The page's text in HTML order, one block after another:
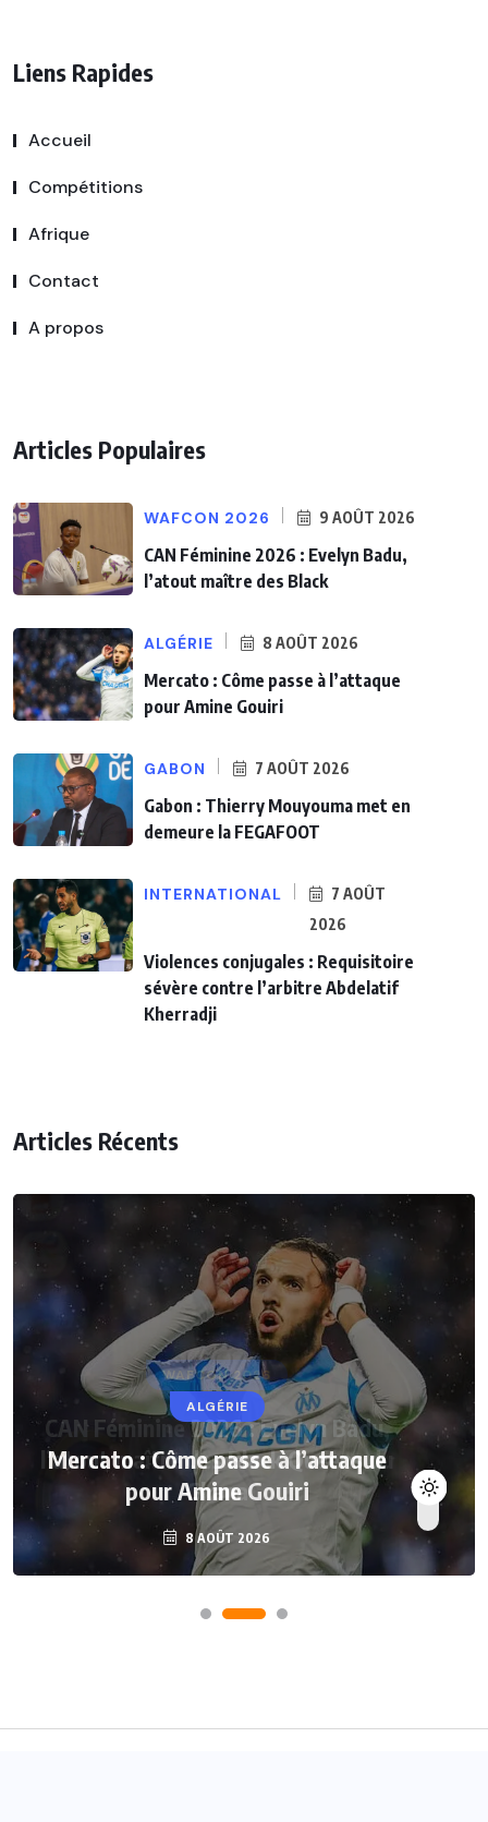
Liens Rapides
Accueil
Compétitions
Afrique
Contact
A propos
Articles Populaires
WAFCON 2026 9 AOÛT 2026
CAN Féminine 2026 : Evelyn Badu,
l’atout maître des Black
ALGÉRIE 8 AOÛT 2026
Mercato : Côme passe à l’attaque
pour Amine Gouiri
GABON 7 AOÛT 2026
Gabon : Thierry Mouyouma met en
demeure la FEGAFOOT
INTERNATIONAL
7 AOÛT
2026
Violences conjugales : Requisitoire
sévère contre l’arbitre Abdelatif
Kherradji
Articles Récents
ALGÉRIE
Mercato : Côme passe à l’attaque
pour Amine Gouiri
8 AOÛT 2026